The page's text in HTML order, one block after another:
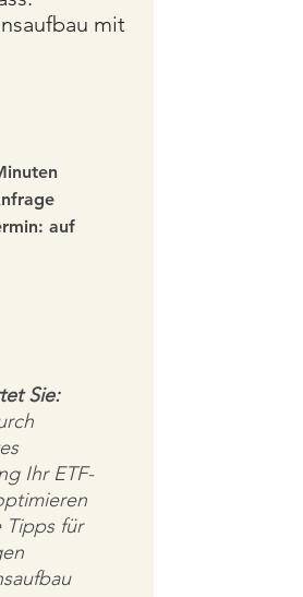
mit
auf
Sie:
Ihr ETF-
Tipps für